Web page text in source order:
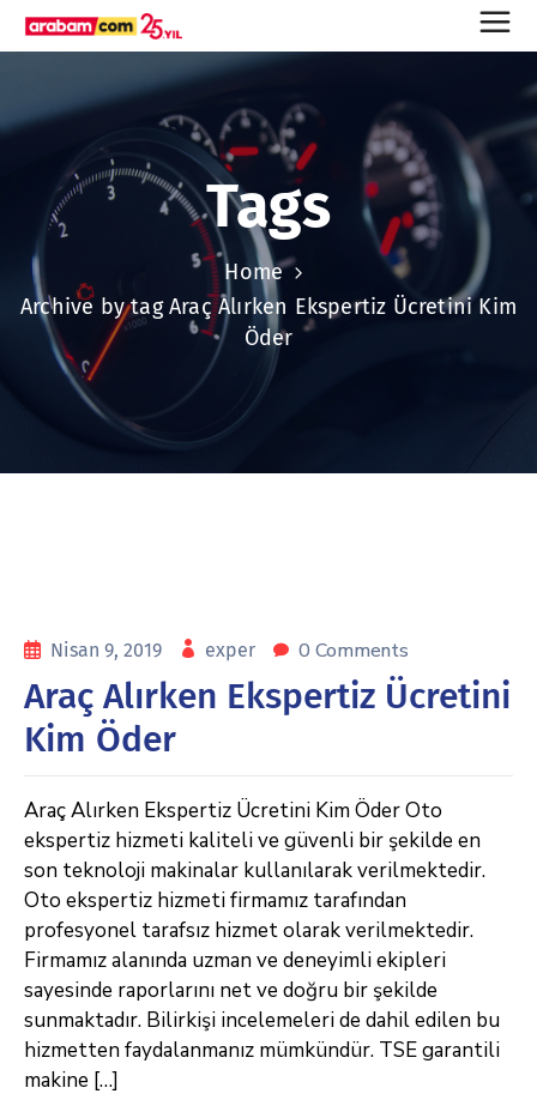
Tags
Home
Archive by tag Araç Alırken Ekspertiz Ücretini Kim
Öder
Nisan 9, 2019 exper 0 Comments
Araç Alırken Ekspertiz Ücretini
Kim Öder
Araç Alırken Ekspertiz Ücretini Kim Öder Oto
ekspertiz hizmeti kaliteli ve güvenli bir şekilde en
son teknoloji makinalar kullanılarak verilmektedir.
Oto ekspertiz hizmeti firmamız tarafından
profesyonel tarafsız hizmet olarak verilmektedir.
Firmamız alanında uzman ve deneyimli ekipleri
sayesinde raporlarını net ve doğru bir şekilde
sunmaktadır. Bilirkişi incelemeleri de dahil edilen bu
hizmetten faydalanmanız mümkündür. TSE garantili
makine […]